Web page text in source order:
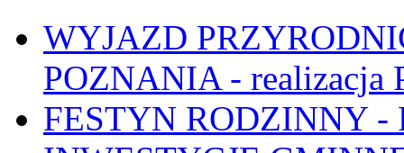
WYJAZD
POZNANIA - realizacja
FESTYN RODZINNY -